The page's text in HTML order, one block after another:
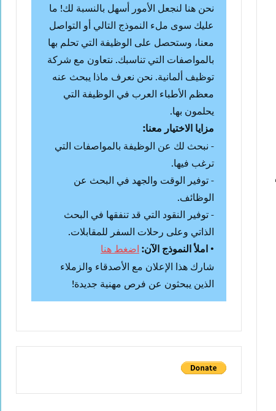
نحن هنا لنجعل الأمور أسهل بالنسبة لك! ما
عليك سوى ملء النموذج التالي أو التواصل
معنا، وستحصل على الوظيفة التي تحلم بها
بالمواصفات التي تناسبك. نتعاون مع شركة
توظيف ألمانية. نحن نعرف ماذا يبحث عنه
معظم الأطباء العرب في الوظيفة التي
يحلمون بها.
مزايا الاختيار معنا:
- نبحث لك عن الوظيفة بالمواصفات التي
ترغب فيها.
- توفير الوقت والجهد في البحث عن
الوظائف.
- توفير النقود التي قد تنفقها في البحث
الذاتي وعلى رحلات السفر للمقابلات.
• املأ النموذج الآن: اضغط هنا
شارك هذا الإعلان مع الأصدقاء والزملاء
الذين يبحثون عن فرص مهنية جديدة!